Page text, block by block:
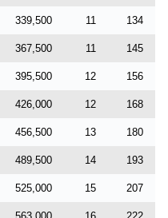
339,500 11 134
367,500 11 145
395,500 12 156
426,000 12 168
456,500 13 180
489,500 14 193
525,000 15 207